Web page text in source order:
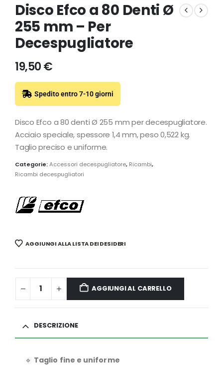
Disco Efco a 80 Denti Ø
255 mm – Per
Decespugliatore
19,50€
Spedito entro 7-10 giorni
Disco Efco a 80 denti Ø 255 mm per decespugliatore.
Acciaio speciale, spessore 1,4 mm, peso 0,522 kg.
Taglio preciso e uniforme.
Categorie:Accessori decespugliatore, Ricambi,
Ricambi decespugliatori
AGGIUNGI ALLA LISTA DEI DESIDERI
AGGIUNGI AL CARRELLO
DESCRIZIONE
🔹 Taglio fine e uniforme